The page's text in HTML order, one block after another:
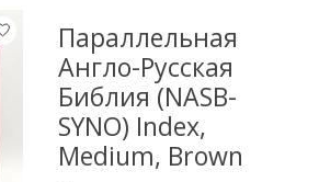
Параллельная
Англо-Русская
Библия (NASB-
SYNO) Index,
Medium, Brown